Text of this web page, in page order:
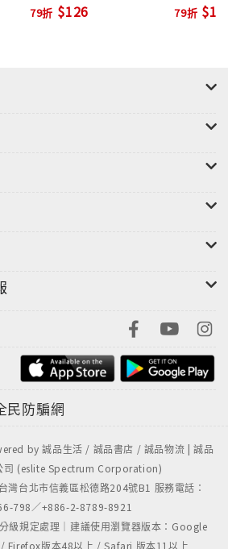
79折 $126 79折
民防騙網
by 誠品生活 / 誠品書店 / 誠品物流 | 誠品
司 (eslite Spectrum Corporation)
灣台北市信義區松德路204號B1 服務電話：
798／+886-2-8789-8921
級規定處理｜建議使用瀏覽器版本：Google
Firefox版本48以上 / Safari 版本11以上